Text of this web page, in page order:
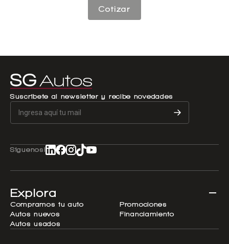
Cotizar
Suscríbete al newsletter y recibe novedades
Síguenos!
Explora
Compramos tu auto
Autos nuevos
Autos usados
Promociones
Financiamiento